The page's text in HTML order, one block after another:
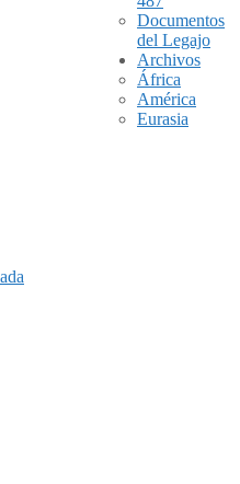
Documentos
del Legajo
Archivos
África
América
Eurasia